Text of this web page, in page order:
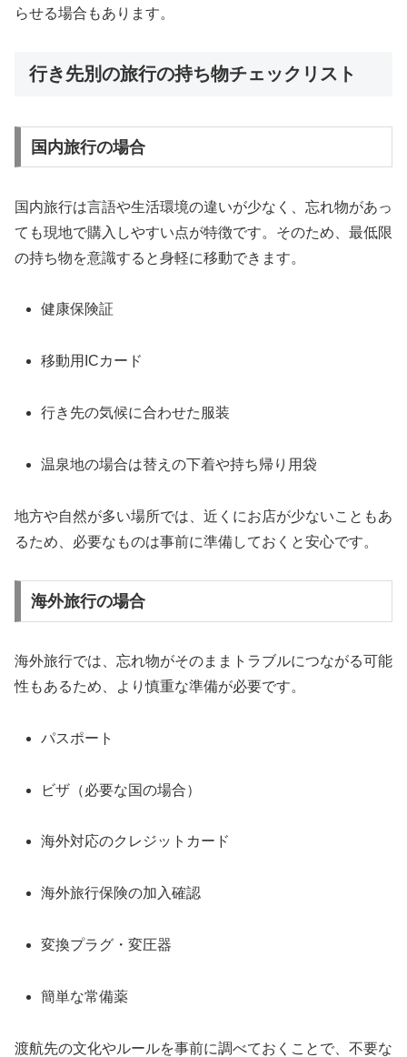
らせる場合もあります。
行き先別の旅行の持ち物チェックリスト
国内旅行の場合
国内旅行は言語や生活環境の違いが少なく、忘れ物があっ
ても現地で購入しやすい点が特徴です。そのため、最低限
の持ち物を意識すると身軽に移動できます。
健康保険証
移動用ICカード
行き先の気候に合わせた服装
温泉地の場合は替えの下着や持ち帰り用袋
地方や自然が多い場所では、近くにお店が少ないこともあ
るため、必要なものは事前に準備しておくと安心です。
海外旅行の場合
海外旅行では、忘れ物がそのままトラブルにつながる可能
性もあるため、より慎重な準備が必要です。
パスポート
ビザ（必要な国の場合）
海外対応のクレジットカード
海外旅行保険の加入確認
変換プラグ・変圧器
簡単な常備薬
渡航先の文化やルールを事前に調べておくことで、不要な